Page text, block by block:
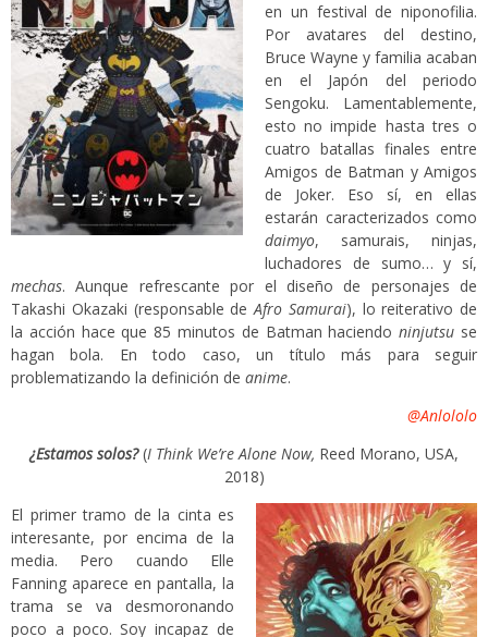
en un festival de niponofilia.
Por avatares del destino,
Bruce Wayne y familia acaban
en el Japón del periodo
Sengoku. Lamentablemente,
esto no impide hasta tres o
cuatro batallas finales entre
Amigos de Batman y Amigos
de Joker. Eso sí, en ellas
estarán caracterizados como
daimyo, samurais, ninjas,
luchadores de sumo… y sí,
mechas. Aunque refrescante por el diseño de personajes de
Takashi Okazaki (responsable deAfro Samurai), lo reiterativo de
la acción hace que 85 minutos de Batman haciendoninjutsu se
hagan bola. En todo caso, un título más para seguir
problematizando la definición de anime.
@Anlololo
¿Estamos solos?(I Think We’re Alone Now, Reed Morano, USA,
2018)
El primer tramo de la cinta es
interesante, por encima de la
media. Pero cuando Elle
Fanning aparece en pantalla, la
trama se va desmoronando
poco a poco. Soy incapaz de